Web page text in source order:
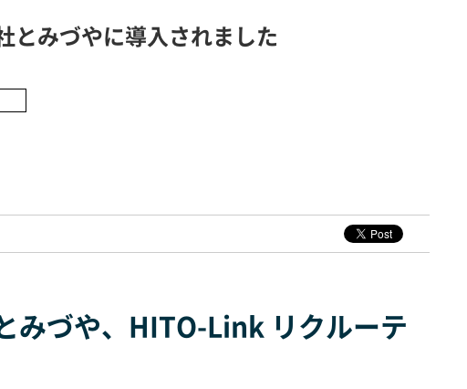
とみづやに導入されました
みづや、HITO-Link リクルーテ